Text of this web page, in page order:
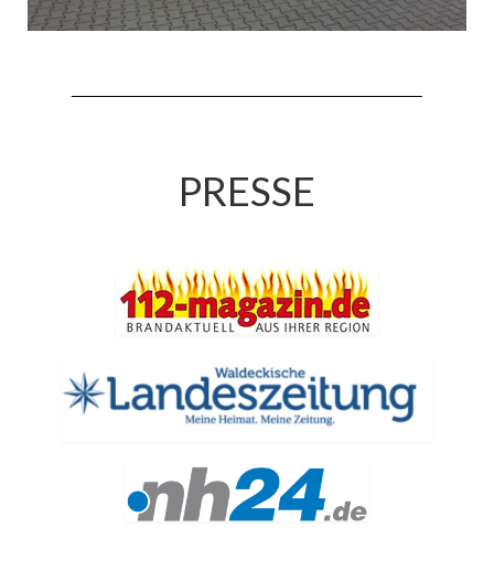
Jahreskonzert 2017
Oktoberfestkonzert 2022
Tagesfahrt 2017
Fahrzeuge & Technik
Stützpunkt
Einsatzfahrzeuge
Einsatzleitwagen ELW 1
Hilfeleistungslöschgruppenfahrzeug HLF
PRESSE